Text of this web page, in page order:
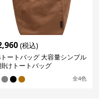
(税込)
ートバッグ 大容量シンプル
けトートバッグ
全4色